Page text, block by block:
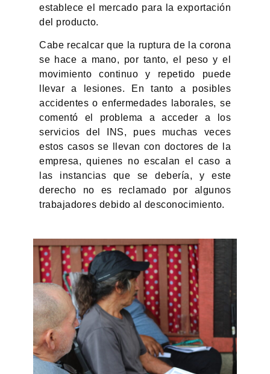
establece el mercado para la exportación
del producto.
Cabe recalcar que la ruptura de la corona
se hace a mano, por tanto, el peso y el
movimiento continuo y repetido puede
llevar a lesiones. En tanto a posibles
accidentes o enfermedades laborales, se
comentó el problema a acceder a los
servicios del INS, pues muchas veces
estos casos se llevan con doctores de la
empresa, quienes no escalan el caso a
las instancias que se debería, y este
derecho no es reclamado por algunos
trabajadores debido al desconocimiento.